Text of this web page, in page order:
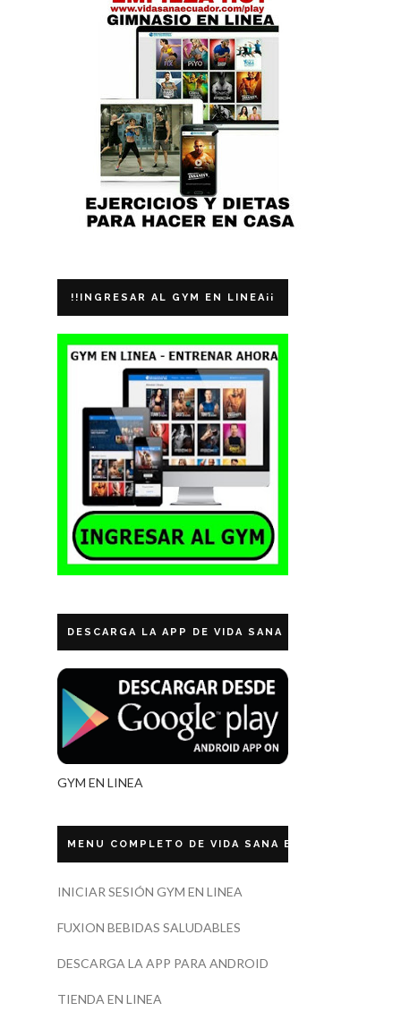
!!INGRESAR AL GYM EN LINEA¡¡
DESCARGA LA APP DE VIDA SANA ECUADOR
GYM EN LINEA
MENU COMPLETO DE VIDA SANA ECUADOR
INICIAR SESIÓN GYM EN LINEA
FUXION BEBIDAS SALUDABLES
DESCARGA LA APP PARA ANDROID
TIENDA EN LINEA